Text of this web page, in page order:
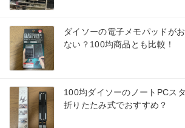
ダイソーの電子メモパッドが
ない？100均商品とも比較！
100均ダイソーのノートPCス
折りたたみ式でおすすめ？